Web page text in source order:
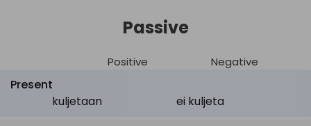
Passive
Positive Negative
Present
kuljetaan
ei kuljeta